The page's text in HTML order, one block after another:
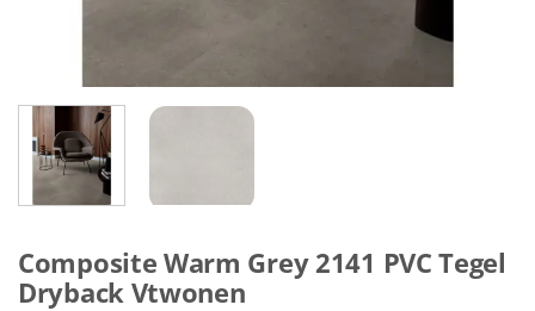
Composite Warm Grey 2141 PVC Tegel
Dryback Vtwonen